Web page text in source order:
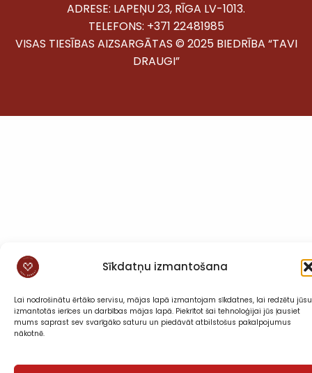
Sīkdatņu izmantošana
Lai nodrošinātu ērtāko servisu, mājas lapā izmantojam sīkdatnes, lai redzētu jūsu
izmantotās ierīces un darbības mājas lapā. Piekrītot šai tehnoloģijai jūs ļausiet
mums saprast sev svarīgāko saturu un piedāvāt atbilstošus pakalpojumus
nākotnē.
ADRESE: LAPEŅU 23, RĪGA LV-1013.
TELEFONS: +371 22481985
VISAS TIESĪBAS AIZSARGĀTAS © 2025 BIEDRĪBA “TAVI
DRAUGI”